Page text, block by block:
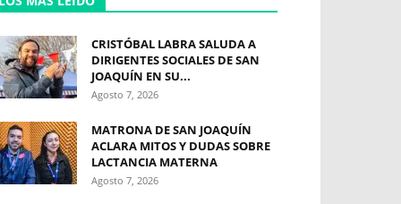
CRISTÓBAL LABRA SALUDA A
DIRIGENTES SOCIALES DE SAN
JOAQUÍN EN SU...
Agosto 7, 2026
MATRONA DE SAN JOAQUÍN
ACLARA MITOS Y DUDAS SOBRE
LACTANCIA MATERNA
Agosto 7, 2026